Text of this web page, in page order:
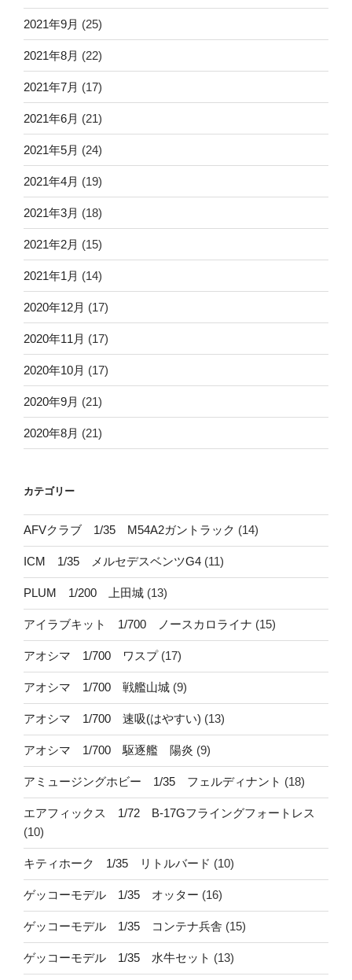
2021年9月 (25)
2021年8月 (22)
2021年7月 (17)
2021年6月 (21)
2021年5月 (24)
2021年4月 (19)
2021年3月 (18)
2021年2月 (15)
2021年1月 (14)
2020年12月 (17)
2020年11月 (17)
2020年10月 (17)
2020年9月 (21)
2020年8月 (21)
カテゴリー
AFVクラブ 1/35 M54A2ガントラック (14)
ICM 1/35 メルセデスベンツG4 (11)
PLUM 1/200 上田城 (13)
アイラブキット 1/700 ノースカロライナ (15)
アオシマ 1/700 ワスプ(17)
アオシマ 1/700 戦艦山城 (9)
アオシマ 1/700 速吸(はやすい) (13)
アオシマ 1/700 駆逐艦 陽炎 (9)
アミュージングホビー 1/35 フェルディナント (18)
エアフィックス 1/72 B-17Gフライングフォートレス
(10)
キティホーク 1/35 リトルバード (10)
ゲッコーモデル 1/35 オッター (16)
ゲッコーモデル 1/35 コンテナ兵舎 (15)
ゲッコーモデル 1/35 水牛セット (13)